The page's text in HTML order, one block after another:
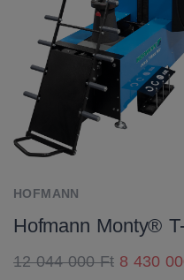
HOFMANN
Hofmann Monty®
12 044 000 Ft 8 430